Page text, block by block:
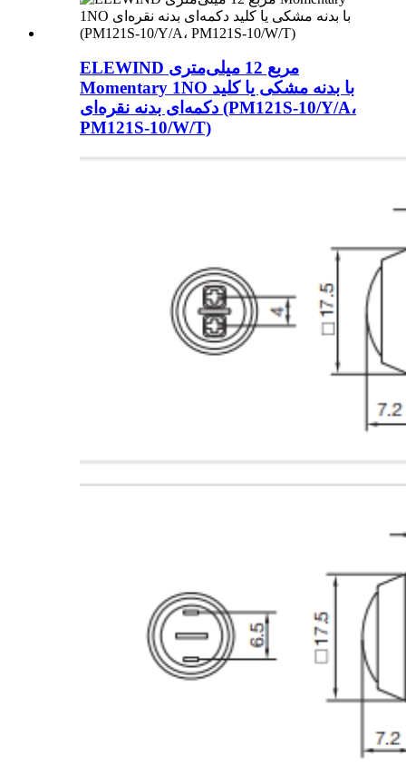
ELEWIND مربع 12 میلی‌متری
Momentary 1NO با بدنه مشکی یا کلید
دکمه‌ای بدنه نقره‌ای (PM121S-10/Y/A،
PM121S-10/W/T)